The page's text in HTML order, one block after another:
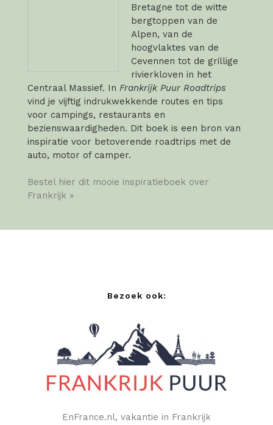
Bretagne tot de witte
bergtoppen van de
Alpen, van de
hoogvlaktes van de
Cevennen tot de grillige
rivierkloven in het
Centraal Massief. In Frankrijk Puur Roadtrips
vind je vijftig indrukwekkende routes en tips
voor campings, restaurants en
bezienswaardigheden. Dit boek is een bron van
inspiratie voor betoverende roadtrips met de
auto, motor of camper.
Bestel hier dit mooie inspiratieboek over
Frankrijk »
Bezoek ook:
EnFrance.nl, vakantie in Frankrijk